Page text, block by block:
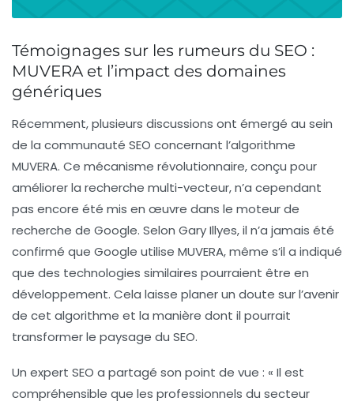
Témoignages sur les rumeurs du SEO :
MUVERA et l’impact des domaines
génériques
Récemment, plusieurs discussions ont émergé au sein
de la communauté SEO concernant l’algorithme
MUVERA. Ce mécanisme révolutionnaire, conçu pour
améliorer la recherche multi-vecteur, n’a cependant
pas encore été mis en œuvre dans le moteur de
recherche de Google. Selon Gary Illyes, il n’a jamais été
confirmé que Google utilise MUVERA, même s’il a indiqué
que des technologies similaires pourraient être en
développement. Cela laisse planer un doute sur l’avenir
de cet algorithme et la manière dont il pourrait
transformer le paysage du SEO.
Un expert SEO a partagé son point de vue : « Il est
compréhensible que les professionnels du secteur